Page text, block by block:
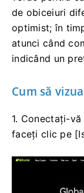
cu lumânare
prețurilor.Pe
există
săptămână, o
Atunci când
roșu/alb
verde pentru
de obiceiuri
în
atunci când